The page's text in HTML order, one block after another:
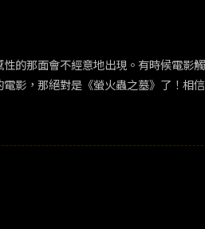
的那面會不經意地出現。有時候電
影，那絕對是《螢火蟲之墓》了！
軍反攻日本，三不五時的空襲警報也
一瓶發光的螢火蟲，兄妹倆以此念
小時候因為看了螢火蟲之墓後，因為